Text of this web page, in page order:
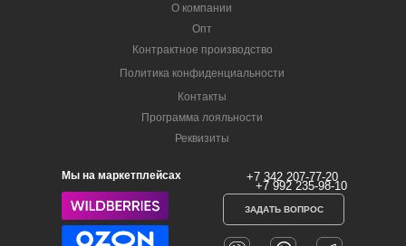
О компании
Контрактное производство
Опт
Контакты
Мы на маркетплейсах
+7 992 235-98-10
+7 342 207-77-20
ЗАДАТЬ ВОПРОС
Политика конфиденциальности
Программа лояльности
Реквизиты